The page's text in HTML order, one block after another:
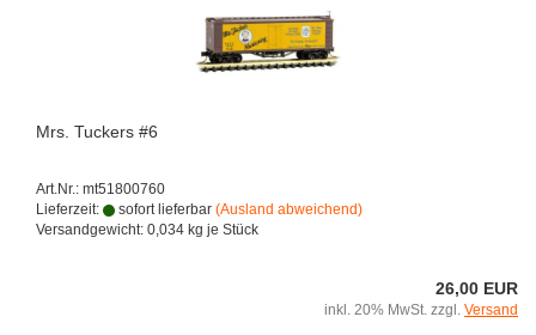
Mrs. Tuckers #6
Art.Nr.: mt51800760
Lieferzeit:
sofort lieferbar (Ausland abweichend)
Versandgewicht: 0,034 kg je Stück
26,00 EUR
inkl. 20% MwSt. zzgl. Versand